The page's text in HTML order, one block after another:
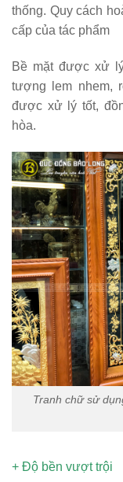
thống. Quy cách
cấp của tác phẩm
Bề mặt được xử
tượng lem nhem,
được xử lý tốt,
hòa.
Tranh chữ sử
+ Độ bền vượt trội